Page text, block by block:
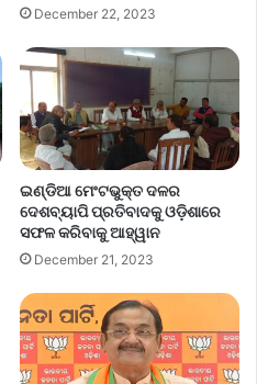
December 22, 2023
ଇଣ୍ଡିଆ ମେଂଟଭୁକ୍ତ ଦଳର
ଦେଶବ୍ୟାପି ପ୍ରତିବାଦକୁ ଓଡ଼ିଶାରେ
ସଫଳ କରିବାକୁ ଆହ୍ୱାନ
December 21, 2023